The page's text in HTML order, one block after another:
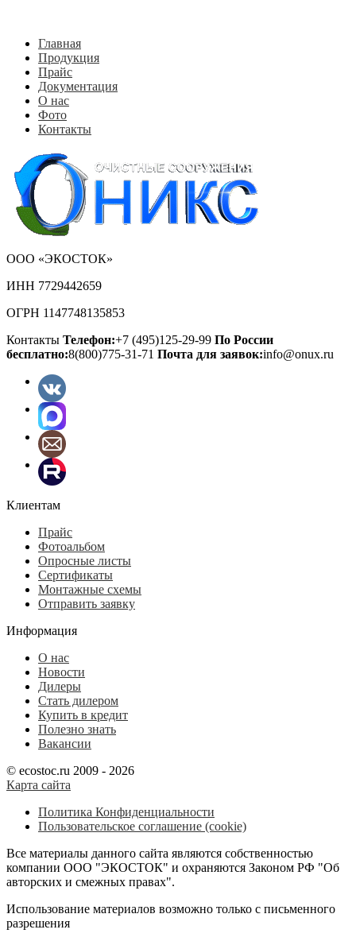
Главная
Продукция
Прайс
Документация
О нас
Фото
Контакты
ООО «ЭКОСТОК»
ИНН 7729442659
ОГРН 1147748135853
Контакты Телефон:+7 (495)125-29-99 По России
бесплатно:8(800)775-31-71 Почта для заявок:info@onux.ru
Клиентам
Прайс
Фотоальбом
Опросные листы
Сертификаты
Монтажные схемы
Отправить заявку
Информация
О нас
Новости
Дилеры
Стать дилером
Купить в кредит
Полезно знать
Вакансии
© ecostoc.ru 2009 - 2026
Карта сайта
Политика Конфиденциальности
Пользовательское соглашение (cookie)
Все материалы данного сайта являются собственностью
компании ООО "ЭКОСТОК" и охраняются Законом РФ "Об
авторских и смежных правах".
Использование материалов возможно только с письменного
разрешения